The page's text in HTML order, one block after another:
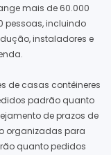
mais de 60.000
pessoas, incluindo
instaladores e
de casas contêineres
padrão quanto
de prazos de
organizadas para
quanto pedidos